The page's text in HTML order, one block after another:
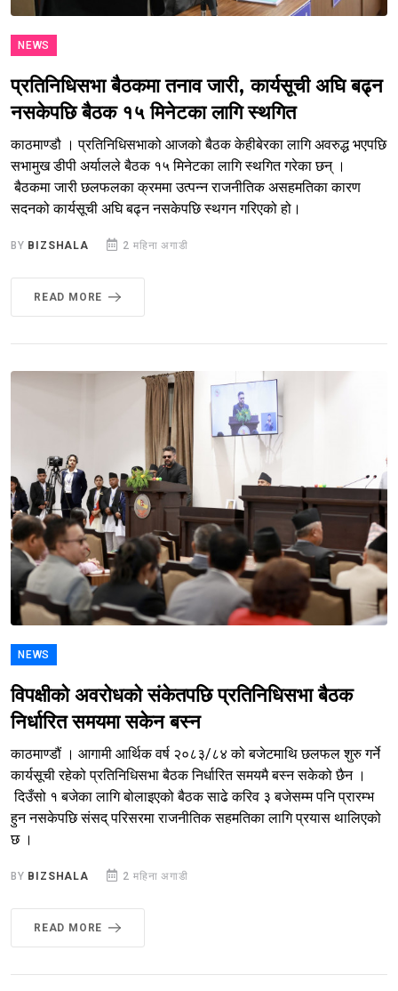
NEWS
प्रतिनिधिसभा बैठकमा तनाव जारी, कार्यसूची अघि बढ्न
नसकेपछि बैठक १५ मिनेटका लागि स्थगित
काठमाण्डौ । प्रतिनिधिसभाको आजको बैठक केहीबेरका लागि अवरुद्ध भएपछि
सभामुख डीपी अर्यालले बैठक १५ मिनेटका लागि स्थगित गरेका छन् ।
बैठकमा जारी छलफलका क्रममा उत्पन्न राजनीतिक असहमतिका कारण
सदनको कार्यसूची अघि बढ्न नसकेपछि स्थगन गरिएको हो।
BY BIZSHALA 2 महिना अगाडी
READ MORE
NEWS
विपक्षीको अवरोधको संकेतपछि प्रतिनिधिसभा बैठक
निर्धारित समयमा सकेन बस्न
काठमाण्डौं । आगामी आर्थिक वर्ष २०८३/८४ को बजेटमाथि छलफल शुरु गर्ने
कार्यसूची रहेको प्रतिनिधिसभा बैठक निर्धारित समयमै बस्न सकेको छैन ।
दिउँसो १ बजेका लागि बोलाइएको बैठक साढे करिव ३ बजेसम्म पनि प्रारम्भ
हुन नसकेपछि संसद् परिसरमा राजनीतिक सहमतिका लागि प्रयास थालिएको
छ ।
BY BIZSHALA 2 महिना अगाडी
READ MORE